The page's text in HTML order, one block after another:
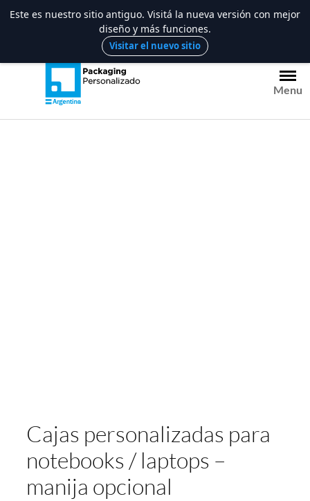
al
Menu
Cajas personalizadas para
notebooks / laptops –
manija opcional
Este es nuestro sitio antiguo. Visitá la nueva versión con mejor
diseño y más funciones.
Visitar el nuevo sitio